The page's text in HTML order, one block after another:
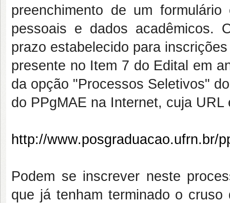
preenchimento de um
pessoais e dados acadêmicos.
prazo estabelecido para
presente no Item 7 do Edital em
da opção "Processos Seletivos"
do PPgMAE na Internet, cuja URL
http://www.posgraduacao.ufrn.br/
Podem se inscrever neste
que já tenham terminado o